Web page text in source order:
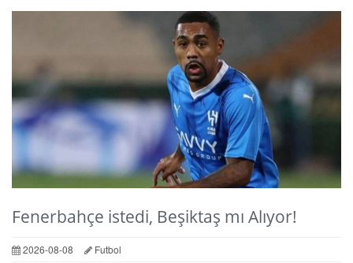
Fenerbahçe istedi, Beşiktaş mı Alıyor!
2026-08-08 Futbol